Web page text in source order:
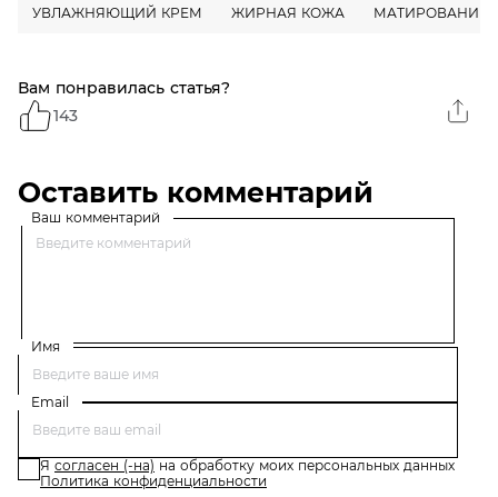
УВЛАЖНЯЮЩИЙ КРЕМ ЖИРНАЯ КОЖА МАТИРОВАНИЕ
Вам понравилась статья?
143
Оставить комментарий
Ваш комментарий
Имя
Email
Я согласен (-на) на обработку моих персональных данных
Политика конфиденциальности